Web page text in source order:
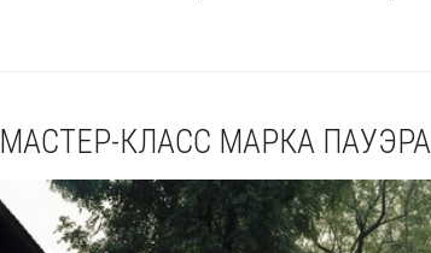
МАСТЕР-КЛАСС МАРКА ПАУЭРА